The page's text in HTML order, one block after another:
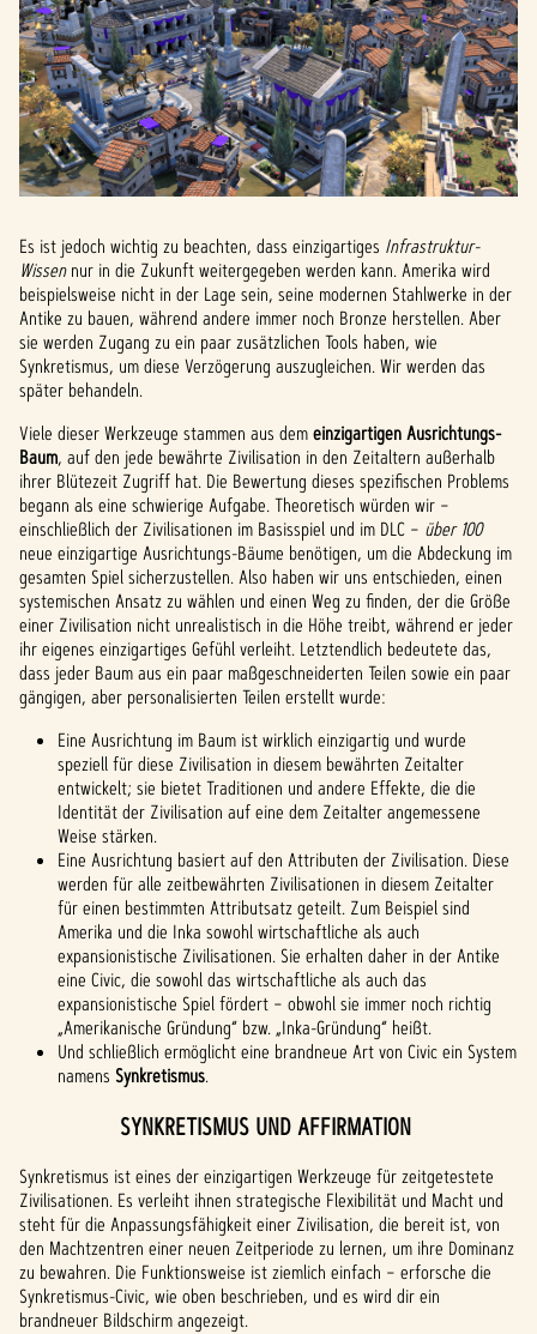
Es ist jedoch wichtig zu beachten, dass einzigartiges Infrastruktur-
Wissennur in die Zukunft weitergegeben werden kann. Amerika wird
beispielsweise nicht in der Lage sein, seine modernen Stahlwerke in der
Antike zu bauen, während andere immer noch Bronze herstellen. Aber
sie werden Zugang zu ein paar zusätzlichen Tools haben, wie
Synkretismus, um diese Verzögerung auszugleichen. Wir werden das
später behandeln.
Viele dieser Werkzeuge stammen aus demeinzigartigen Ausrichtungs-
Baum, auf den jede bewährte Zivilisation in den Zeitaltern außerhalb
ihrer Blütezeit Zugriff hat. Die Bewertung dieses spezifischen Problems
begann als eine schwierige Aufgabe. Theoretisch würden wir –
einschließlich der Zivilisationen im Basisspiel und im DLC – über 100
neue einzigartige Ausrichtungs-Bäume benötigen, um die Abdeckung im
gesamten Spiel sicherzustellen. Also haben wir uns entschieden, einen
systemischen Ansatz zu wählen und einen Weg zu finden, der die Größe
einer Zivilisation nicht unrealistisch in die Höhe treibt, während er jeder
ihr eigenes einzigartiges Gefühl verleiht. Letztendlich bedeutete das,
dass jeder Baum aus ein paar maßgeschneiderten Teilen sowie ein paar
gängigen, aber personalisierten Teilen erstellt wurde:
Eine Ausrichtung im Baum ist wirklich einzigartig und wurde
speziell für diese Zivilisation in diesem bewährten Zeitalter
entwickelt; sie bietet Traditionen und andere Effekte, die die
Identität der Zivilisation auf eine dem Zeitalter angemessene
Weise stärken.
Eine Ausrichtung basiert auf den Attributen der Zivilisation. Diese
werden für alle zeitbewährten Zivilisationen in diesem Zeitalter
für einen bestimmten Attributsatz geteilt. Zum Beispiel sind
Amerika und die Inka sowohl wirtschaftliche als auch
expansionistische Zivilisationen. Sie erhalten daher in der Antike
eine Civic, die sowohl das wirtschaftliche als auch das
expansionistische Spiel fördert – obwohl sie immer noch richtig
„Amerikanische Gründung“ bzw. „Inka-Gründung“ heißt.
Und schließlich ermöglicht eine brandneue Art von Civic ein System
namens Synkretismus.
SYNKRETISMUS UND AFFIRMATION
Synkretismus ist eines der einzigartigen Werkzeuge für zeitgetestete
Zivilisationen. Es verleiht ihnen strategische Flexibilität und Macht und
steht für die Anpassungsfähigkeit einer Zivilisation, die bereit ist, von
den Machtzentren einer neuen Zeitperiode zu lernen, um ihre Dominanz
zu bewahren. Die Funktionsweise ist ziemlich einfach – erforsche die
Synkretismus-Civic, wie oben beschrieben, und es wird dir ein
brandneuer Bildschirm angezeigt.